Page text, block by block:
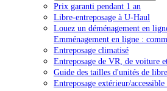
Prix garanti pendant 1 an
Libre-entreposage à U-Haul
Louez un déménagement en
Emménagement en ligne :
Entreposage climatisé
Entreposage de VR, de voiture
Guide des tailles d'unités de
Entreposage extérieur/